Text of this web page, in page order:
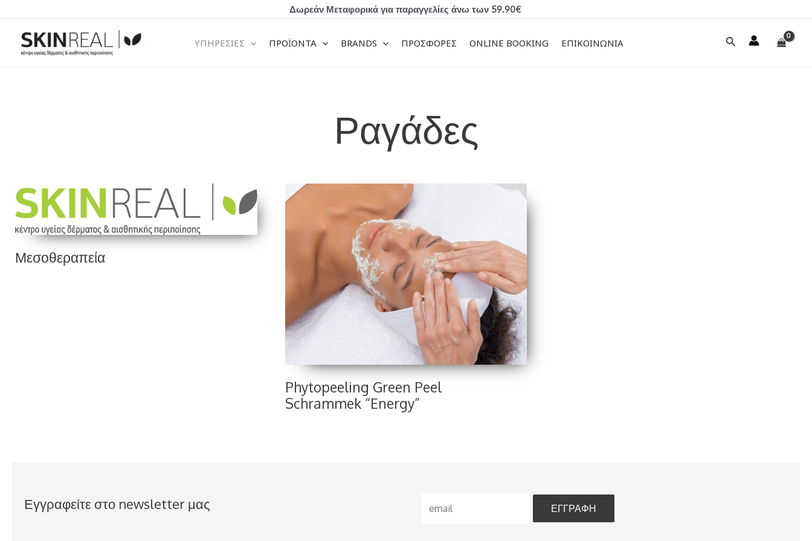
περιεχόμενο
Δωρεάν Μεταφορικά για παραγγελίες άνω των 59.90€
ΥΠΗΡΕΣΙΕΣ ΠΡΟΪΟΝΤΑ BRANDS ΠΡΟΣΦΟΡΕΣ ONLINE BOOKING ΕΠΙΚΟΙΝΩΝΙΑ Αναζήτηση
Ραγάδες
Μεσοθεραπεία
Phytopeeling Green Peel
Schrammek “Energy”
Εγγραφείτε στο newsletter μας